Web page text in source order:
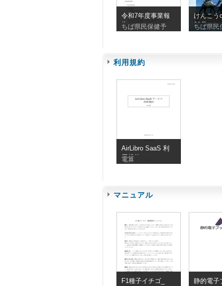
令和7年度事業報
告
ちば県民保健予
けんこ
90号
ちば県民
利用規約
AirLibro SaaS 利
用規約
電算
マニュアル
F1種子イチゴ_
静的電子